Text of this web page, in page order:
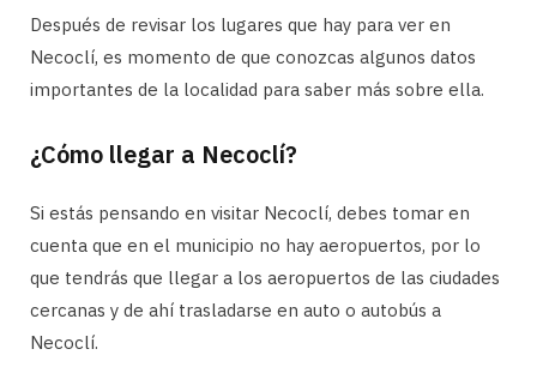
Después de revisar los lugares que hay para ver en
Necoclí, es momento de que conozcas algunos datos
importantes de la localidad para saber más sobre ella.
¿Cómo llegar a Necoclí?
Si estás pensando en visitar Necoclí, debes tomar en
cuenta que en el municipio no hay aeropuertos, por lo
que tendrás que llegar a los aeropuertos de las ciudades
cercanas y de ahí trasladarse en auto o autobús a
Necoclí.